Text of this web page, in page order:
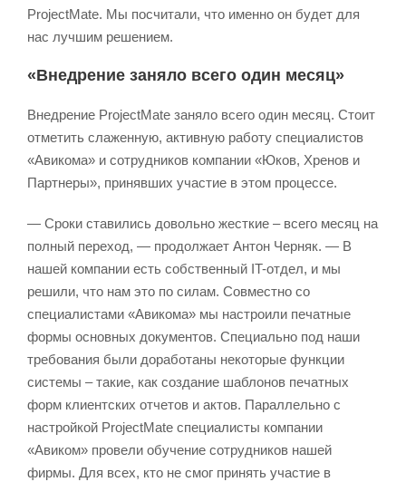
ProjectMate. Мы посчитали, что именно он будет для
нас лучшим решением.
«Внедрение заняло всего один месяц»
Внедрение ProjectMate заняло всего один месяц. Стоит
отметить слаженную, активную работу специалистов
«Авикома» и сотрудников компании «Юков, Хренов и
Партнеры», принявших участие в этом процессе.
— Сроки ставились довольно жесткие – всего месяц на
полный переход, — продолжает Антон Черняк. — В
нашей компании есть собственный IT-отдел, и мы
решили, что нам это по силам. Совместно со
специалистами «Авикома» мы настроили печатные
формы основных документов. Специально под наши
требования были доработаны некоторые функции
системы – такие, как создание шаблонов печатных
форм клиентских отчетов и актов. Параллельно с
настройкой ProjectMate специалисты компании
«Авиком» провели обучение сотрудников нашей
фирмы. Для всех, кто не смог принять участие в